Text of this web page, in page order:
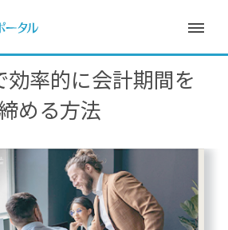
率的に会計期間を
める方法